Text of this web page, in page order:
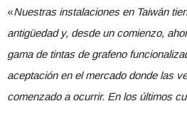
«Nuestras instalaciones en Taiwán
antigüedad y, desde un comienzo,
gama de tintas de grafeno
aceptación en el mercado donde las
comenzado a ocurrir. En los últimos